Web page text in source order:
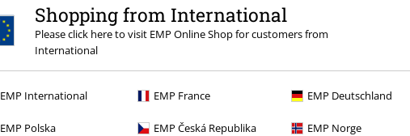
Shopping from International
Please click here to visit EMP Online Shop for customers from
International
EMP International EMP France EMP Deutschland
EMP Polska EMP Česká Republika EMP Norge